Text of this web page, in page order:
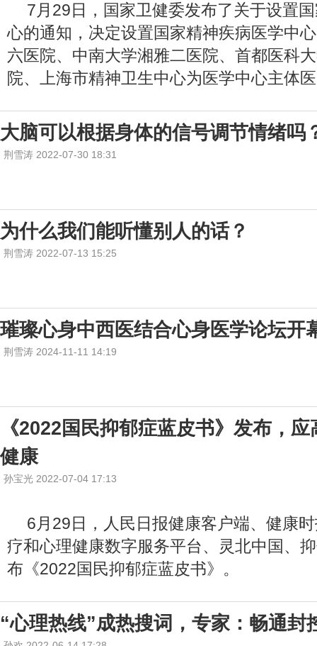
7月29日，国家卫健委发布了关于设置
心的通知，决定设置国家精神疾病医学中
六医院、中南大学湘雅二医院、首都医科
院、上海市精神卫生中心为医学中心主体
大脑可以根据身体的信号调节情绪吗
荆雪涛 2022-07-30 18:31
为什么我们能听懂别人的话？
荆雪涛 2022-07-13 15:25
璀璨心身中西医结合心身医学论坛开
荆雪涛 2024-11-11 14:19
《2022国民抑郁症蓝皮书》发布，
健康
孙宝光 2022-07-04 17:13
6月29日，人民日报健康客户端、健康
疗和心理健康数字服务平台、灵北中国、
布《2022国民抑郁症蓝皮书》。
“心理热线”成热搜词，专家：畅通封